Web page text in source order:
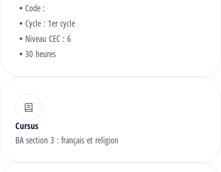
Code :
Cycle : 1er cycle
Niveau CEC : 6
30 heures
Cursus
BA section 3 : français et religion